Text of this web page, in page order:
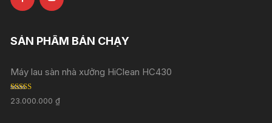
SẢN PHẨM BÁN CHẠY
Máy lau sàn nhà xưởng HiClean HC430
Rated5.00
out of 5
23.000.000₫